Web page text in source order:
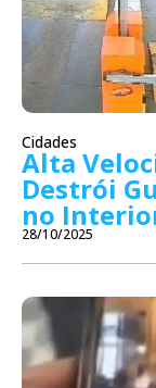
Cidades
Alta
Destrói
no
28/10/2025